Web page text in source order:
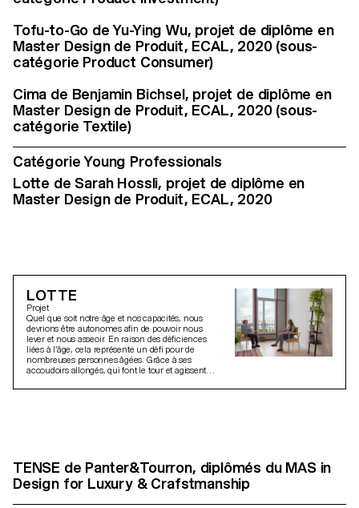
Tofu-to-Go de Yu-Ying Wu, projet de diplôme en
Master Design de Produit, ECAL, 2020 (sous-
catégorie Product Consumer)
Cima de Benjamin Bichsel, projet de diplôme en
Master Design de Produit, ECAL, 2020 (sous-
catégorie Textile)
Catégorie Young Professionals
Lotte de Sarah Hossli, projet de diplôme en
Master Design de Produit, ECAL, 2020
LOTTE
Projet
Quel que soit notre âge et nos capacités, nous
devrions être autonomes afin de pouvoir nous
lever et nous asseoir. En raison des déficiences
liées à l’âge, cela représente un défi pour de
nombreuses personnes âgées. Grâce à ses
accoudoirs allongés, qui font le tour et agissent
l’utilisateur de se lever intuitivement dans une
https://www.sarahhossli.ch
TENSE de Panter&Tourron, diplômés du MAS in
Design for Luxury & Crafstmanship